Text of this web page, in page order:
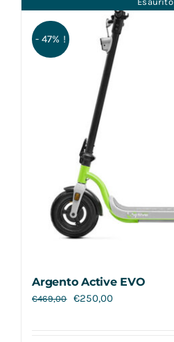
- 47% !
Argento Active EVO
€469,00 €250,00